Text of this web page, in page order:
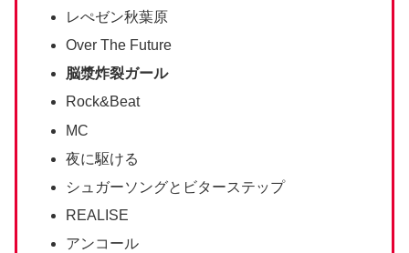
レぺゼン秋葉原
Over The Future
脳漿炸裂ガール
Rock&Beat
MC
夜に駆ける
シュガーソングとビターステップ
REALISE
アンコール